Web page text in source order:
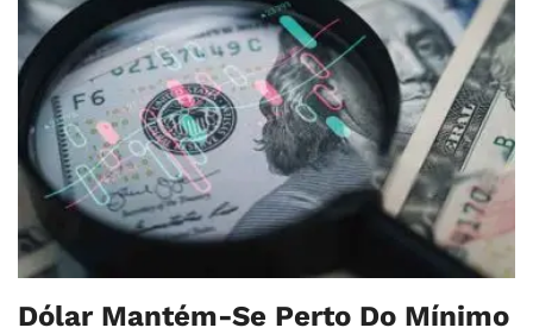
Dólar Mantém-Se Perto Do Mínimo